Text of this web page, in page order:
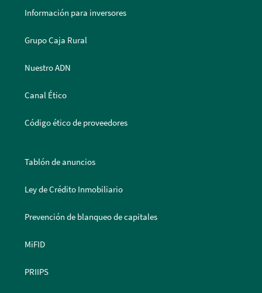
Información para inversores
Grupo Caja Rural
Nuestro ADN
Canal Ético
Código ético de proveedores
Tablón de anuncios
Ley de Crédito Inmobiliario
Prevención de blanqueo de capitales
MiFID
PRIIPS